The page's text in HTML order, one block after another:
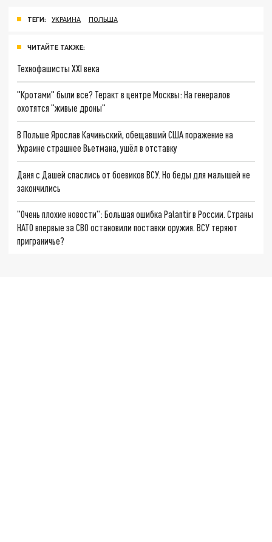
ТЕГИ: УКРАИНА ПОЛЬША
ЧИТАЙТЕ ТАКЖЕ:
Технофашисты XXI века
"Кротами" были все? Теракт в центре Москвы: На генералов
охотятся "живые дроны"
В Польше Ярослав Качиньский, обещавший США поражение на
Украине страшнее Вьетмана, ушёл в отставку
Даня с Дашей спаслись от боевиков ВСУ. Но беды для малышей не
закончились
"Очень плохие новости": Большая ошибка Palantir в России. Страны
НАТО впервые за СВО остановили поставки оружия. ВСУ теряют
приграничье?